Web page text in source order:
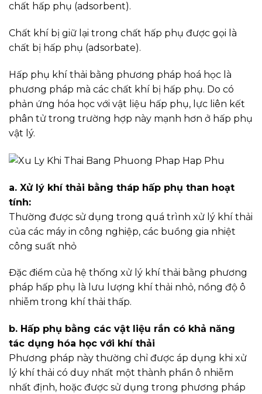
chất hấp phụ (adsorbent).
Chất khí bị giữ lại trong chất hấp phụ được gọi là
chất bị hấp phụ (adsorbate).
Hấp phụ khí thải bằng phương pháp hoá học là
phương pháp mà các chất khí bị hấp phụ. Do có
phản ứng hóa học với vật liệu hấp phụ, lực liên kết
phân tử trong trường hợp này mạnh hơn ở hấp phụ
vật lý.
a. Xử lý khí thải bằng tháp hấp phụ than hoạt
tính:
Thường được sử dụng trong quá trình xử lý khí thải
của các máy in công nghiệp, các buồng gia nhiệt
công suất nhỏ
Đặc điểm của hệ thống xử lý khí thải bằng phương
pháp hấp phụ là lưu lượng khí thải nhỏ, nồng độ ô
nhiễm trong khí thải thấp.
b. Hấp phụ bằng các vật liệu rắn có khả năng
tác dụng hóa học với khí thải
Phương pháp này thường chỉ được áp dụng khi xử
lý khí thải có duy nhất một thành phần ô nhiễm
nhất định, hoặc được sử dụng trong phương pháp